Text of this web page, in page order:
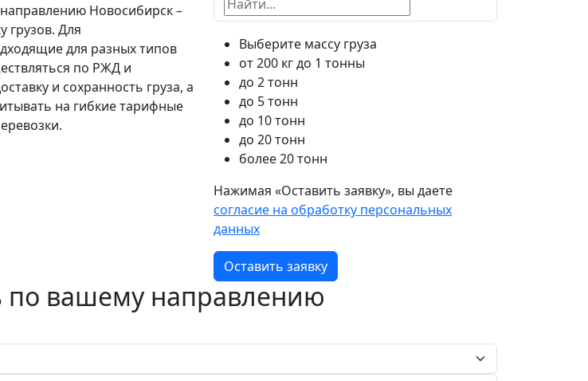
Новосибирск –
грузов. Для
для разных типов
по РЖД и
и сохранность груза, а
на гибкие тарифные
Выберите массу груза
от 200 кг до 1 тонны
до 2 тонн
до 5 тонн
до 10 тонн
до 20 тонн
более 20 тонн
Нажимая «Оставить заявку», вы даете
согласие на обработку персональных
данных
Оставить заявку
по вашему направлению